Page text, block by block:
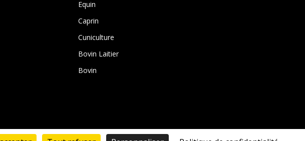
Equin
Caprin
Cuniculture
Bovin Laitier
Bovin